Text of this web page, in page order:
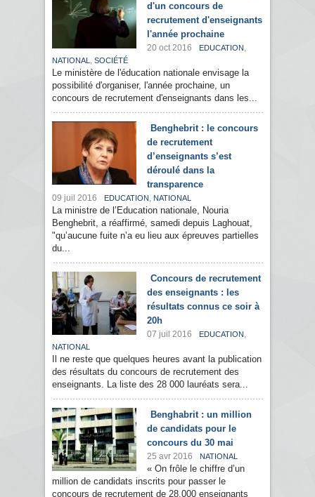
d'un concours de
recrutement d'enseignants
l'année prochaine
20 oct 2016 EDUCATION ,
NATIONAL , SOCIÉTÉ
Le ministère de l'éducation nationale envisage la
possibilité d'organiser, l'année prochaine, un
concours de recrutement d'enseignants dans les...
Benghebrit : le concours
de recrutement
d’enseignants s’est
déroulé dans la
transparence
09 juil 2016 EDUCATION , NATIONAL
La ministre de l’Education nationale, Nouria
Benghebrit, a réaffirmé, samedi depuis Laghouat,
"qu’aucune fuite n’a eu lieu aux épreuves partielles
du...
Concours de recrutement
des enseignants : les
résultats connus ce soir à
20h
07 juil 2016 EDUCATION ,
NATIONAL
Il ne reste que quelques heures avant la publication
des résultats du concours de recrutement des
enseignants. La liste des 28 000 lauréats sera...
Benghabrit : un million
de candidats pour le
concours du 30 mai
25 avr 2016 NATIONAL
« On frôle le chiffre d’un
million de candidats inscrits pour passer le
concours de recrutement de 28.000 enseignants